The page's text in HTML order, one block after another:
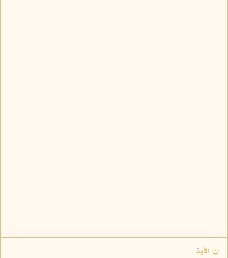
۞ الآية